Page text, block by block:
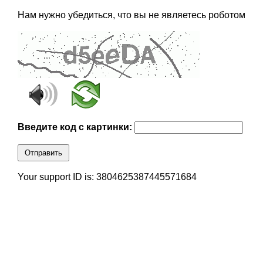
Нам нужно убедиться, что вы не являетесь роботом
Введите код с картинки:
Отправить
Your support ID is: 3804625387445571684